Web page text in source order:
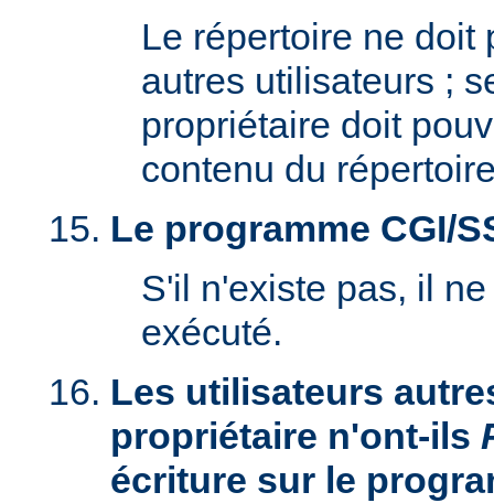
Le répertoire ne doit
autres utilisateurs ;
propriétaire doit
contenu du
Le programme CGI/
S'il n'existe pas, il
exécuté.
Les utilisateurs
propriétaire n'ont-ils
écriture sur le